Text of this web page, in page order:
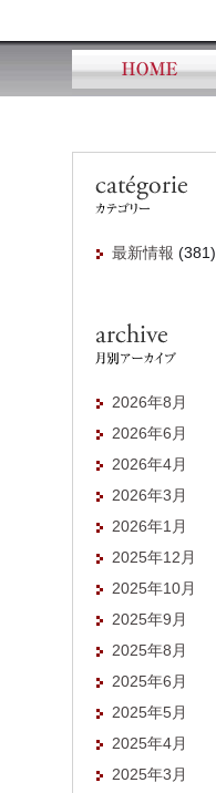
最新情報 (381)
2026年8月
2026年6月
2026年4月
2026年3月
2026年1月
2025年12月
2025年10月
2025年9月
2025年8月
2025年6月
2025年5月
2025年4月
2025年3月